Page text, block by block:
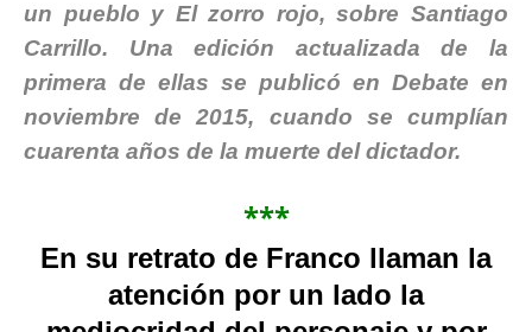
un pueblo y El zorro rojo, sobre Santiago
Carrillo. Una edición actualizada de la
primera de ellas se publicó en Debate en
noviembre de 2015, cuando se cumplían
cuarenta años de la muerte del dictador.
***
En su retrato de Franco llaman la
atención por un lado la